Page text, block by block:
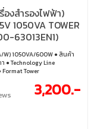
องสำรองไฟฟ้า)
1050VA TOWER
63013EN1)
W) 1050VA/600W ● สินค้า
● Technology Line
Tower
3,200.-